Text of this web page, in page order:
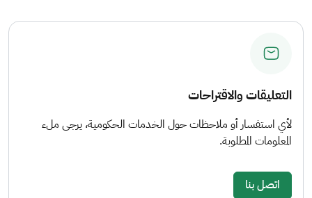
التعليقات والاقتراحات
لأي استفسار أو ملاحظات حول الخدمات الحكومية، يرجى ملء
المعلومات المطلوبة.
اتصل بنا